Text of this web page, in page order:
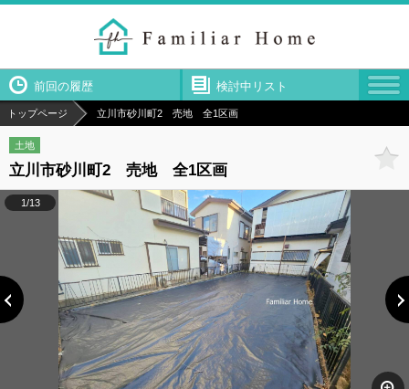
前回の履歴 検討中リスト
トップページ 立川市砂川町2 売地 全1区画
土地
立川市砂川町2 売地 全1区画
1/13